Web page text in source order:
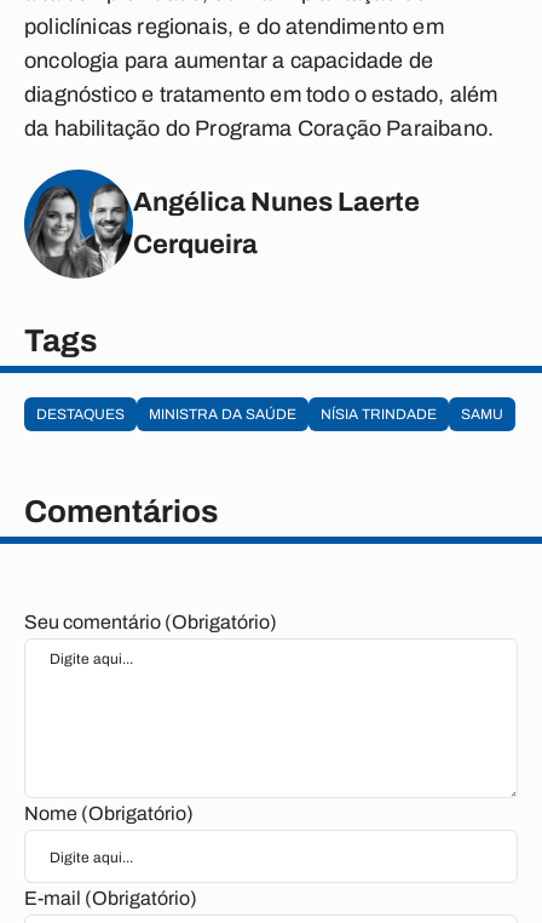
policlínicas regionais, e do atendimento em
oncologia para aumentar a capacidade de
diagnóstico e tratamento em todo o estado, além
da habilitação do Programa Coração Paraibano.
Angélica Nunes Laerte
Cerqueira
Tags
DESTAQUES MINISTRA DA SAÚDE NÍSIA TRINDADE SAMU
Comentários
Seu comentário (Obrigatório)
Nome (Obrigatório)
E-mail (Obrigatório)